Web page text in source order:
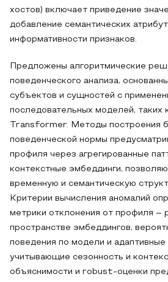
хостов) включает приведение
добавление семантических
информативности признаков.
Предложены алгоритмические
поведенческого анализа,
субъектов и сущностей с
последовательных моделей, таких
Transformer. Методы построения
поведенческой нормы
профиля через агрегированные
контекстные эмбеддинги,
временную и семантическую
Критерии вычисления аномалий
метрики отклонения от профиля –
пространстве эмбеддингов,
поведения по модели и адаптивные
учитывающие сезонность и
объяснимости и robust-оценки